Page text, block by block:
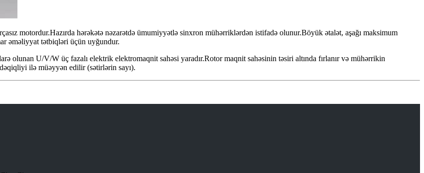
motordur.Hazırda hərəkətə nəzarətdə ümumiyyətlə sinxron mühərriklərdən istifadə olunur.Böyük ətalət, aşağı maksimum
əməliyyat tətbiqləri üçün uyğundur.
olunan U/V/W üç fazalı elektrik elektromaqnit sahəsi yaradır.Rotor maqnit sahəsinin təsiri altında fırlanır və mühərrikin
dəqiqliyi ilə müəyyən edilir (sətirlərin sayı).